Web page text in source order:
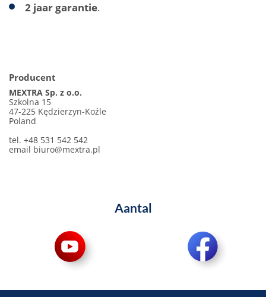
2 jaar garantie.
Producent
MEXTRA Sp. z o.o.
Szkolna 15
47-225 Kędzierzyn-Koźle
Poland
tel. +48 531 542 542
email biuro@mextra.pl
Aantal